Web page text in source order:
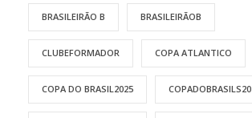
BRASILEIRÃO B BRASILEIRÃOB
CLUBEFORMADOR COPA ATLANTICO
COPA DO BRASIL2025 COPADOBRASILS20